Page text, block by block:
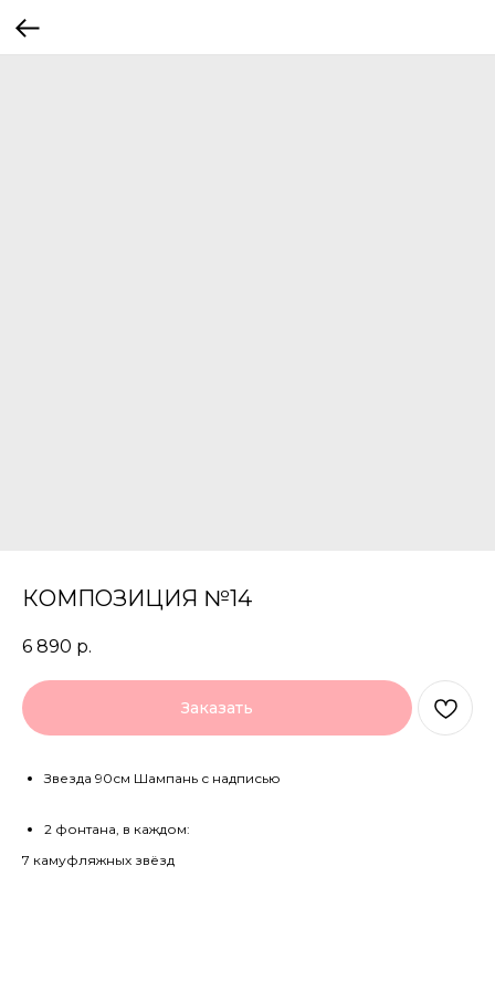
КОМПОЗИЦИЯ №14
6 890 р.
Заказать
Звезда 90см Шампань с надписью
2 фонтана, в каждом:
7 камуфляжных звёзд